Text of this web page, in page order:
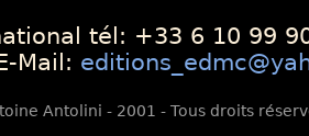
tél: +33 6 10 99
Mail:
Antolini - 2001 - Tous droits